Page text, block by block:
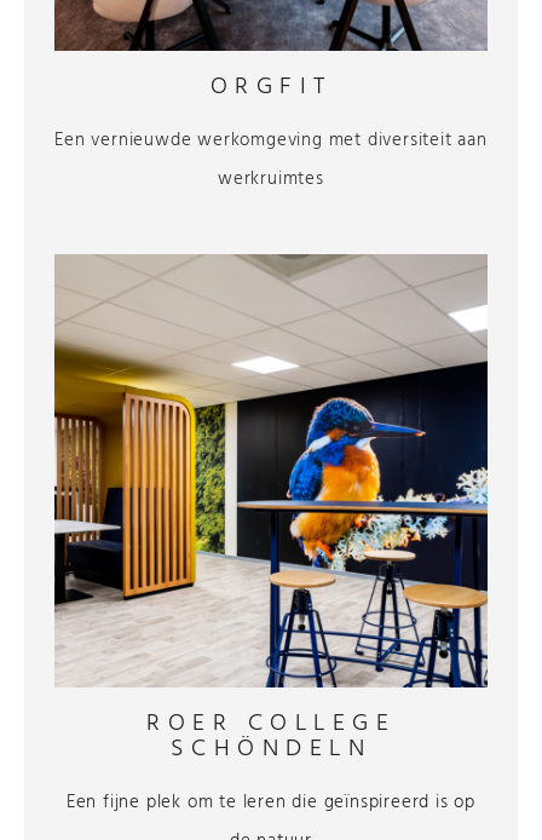
ORGFIT
Een vernieuwde werkomgeving met diversiteit aan
werkruimtes
ROER COLLEGE
SCHÖNDELN
Een fijne plek om te leren die geïnspireerd is op